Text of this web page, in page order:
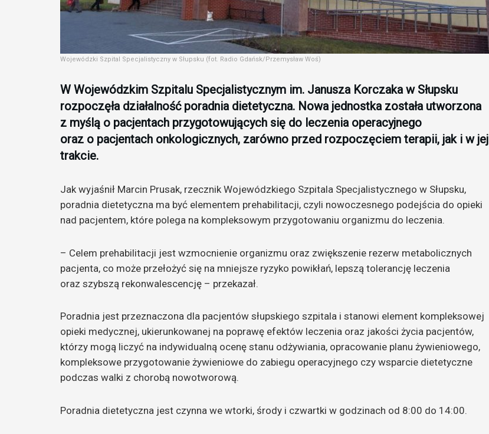
Wojewódzki Szpital Specjalistyczny w Słupsku (fot. Radio Gdańsk/Przemysław Woś)
W Wojewódzkim Szpitalu Specjalistycznym im. Janusza Korczaka w Słupsku
rozpoczęła działalność poradnia dietetyczna. Nowa jednostka została utworzona
z myślą o pacjentach przygotowujących się do leczenia operacyjnego
oraz o pacjentach onkologicznych, zarówno przed rozpoczęciem terapii, jak i w jej
trakcie.
Jak wyjaśnił Marcin Prusak, rzecznik Wojewódzkiego Szpitala Specjalistycznego w Słupsku,
poradnia dietetyczna ma być elementem prehabilitacji, czyli nowoczesnego podejścia do opieki
nad pacjentem, które polega na kompleksowym przygotowaniu organizmu do leczenia.
– Celem prehabilitacji jest wzmocnienie organizmu oraz zwiększenie rezerw metabolicznych
pacjenta, co może przełożyć się na mniejsze ryzyko powikłań, lepszą tolerancję leczenia
oraz szybszą rekonwalescencję – przekazał.
Poradnia jest przeznaczona dla pacjentów słupskiego szpitala i stanowi element kompleksowej
opieki medycznej, ukierunkowanej na poprawę efektów leczenia oraz jakości życia pacjentów,
którzy mogą liczyć na indywidualną ocenę stanu odżywiania, opracowanie planu żywieniowego,
kompleksowe przygotowanie żywieniowe do zabiegu operacyjnego czy wsparcie dietetyczne
podczas walki z chorobą nowotworową.
Poradnia dietetyczna jest czynna we wtorki, środy i czwartki w godzinach od 8:00 do 14:00.